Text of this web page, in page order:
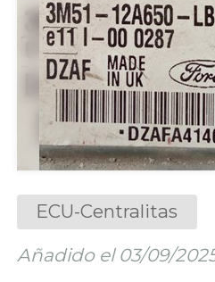
ECU-Centralitas
Añadido el 03/09/